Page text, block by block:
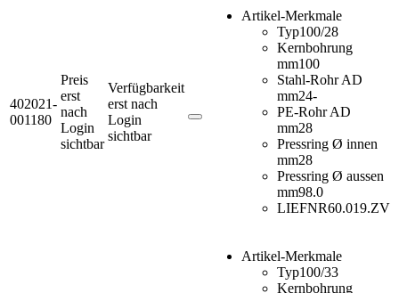
402021-
001180
Preis
erst
nach
Login
sichtbar
Verfügbarkeit
erst nach
Login
sichtbar
Artikel-Merkmale
Typ100/28
Kernbohrung
mm100
Stahl-Rohr AD
mm24-
PE-Rohr AD
mm28
Pressring Ø innen
mm28
Pressring Ø aussen
mm98.0
LIEFNR60.019.ZV
Artikel-Merkmale
Typ100/33
Kernbohrung